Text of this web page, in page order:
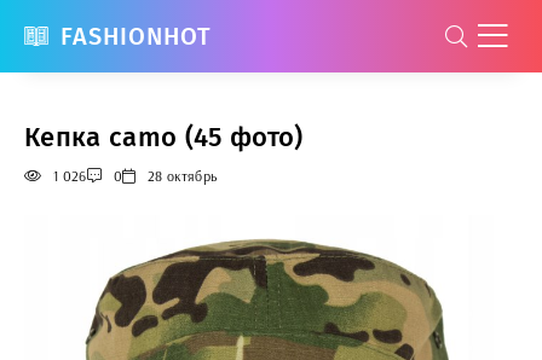
FASHIONHOT
Кепка camo (45 фото)
1 026 0 28 октябрь